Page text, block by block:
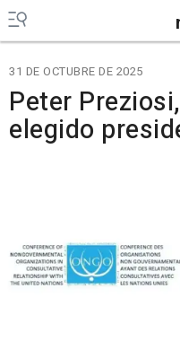
31 DE OCTUBRE DE 2025
Peter
elegido